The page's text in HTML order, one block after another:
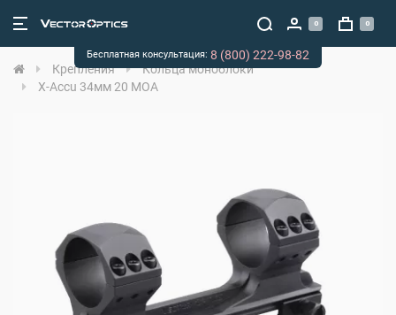
0 0
Крепления
Кольца моноблоки
X-Accu 34мм 20 MOA
Бесплатная консультация: 8 (800) 222-98-82